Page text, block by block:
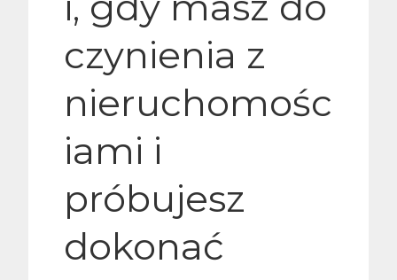
czynienia z
nieruchomośc
iami i
próbujesz
dokonać